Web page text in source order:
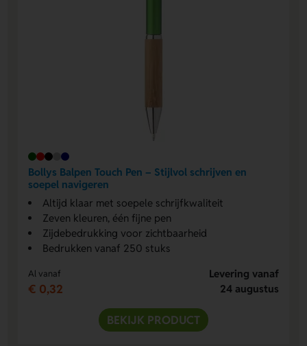
Bollys Balpen Touch Pen – Stijlvol schrijven en
soepel navigeren
Altijd klaar met soepele schrijfkwaliteit
Zeven kleuren, één fijne pen
Zijdebedrukking voor zichtbaarheid
Bedrukken vanaf 250 stuks
Al vanaf
€ 0,32
Levering vanaf
24 augustus
BEKIJK PRODUCT